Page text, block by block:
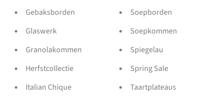
Gebaksborden
Glaswerk
Granolakommen
Herfstcollectie
Italian Chique
Soepborden
Soepkommen
Spiegelau
Spring Sale
Taartplateaus